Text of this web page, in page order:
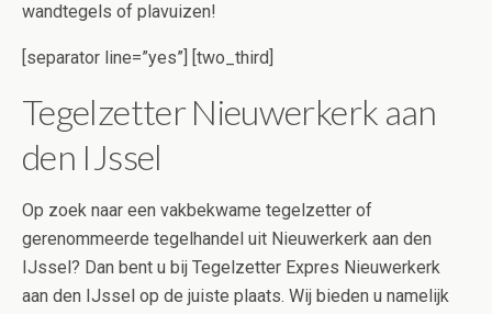
wandtegels of plavuizen!
[separator line=”yes”] [two_third]
Tegelzetter Nieuwerkerk aan
den IJssel
Op zoek naar een vakbekwame tegelzetter of
gerenommeerde tegelhandel uit Nieuwerkerk aan den
IJssel? Dan bent u bij Tegelzetter Expres Nieuwerkerk
aan den IJssel op de juiste plaats. Wij bieden u namelijk